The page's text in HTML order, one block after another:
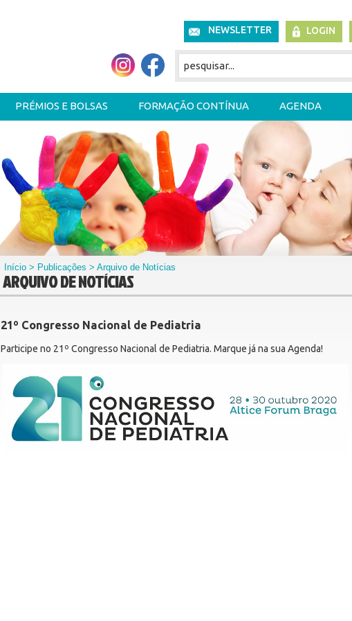
NEWSLETTER LOGIN
PRÉMIOS E BOLSAS FORMAÇÃO CONTÍNUA AGENDA
Início > Publicações > Arquivo de Notícias
ARQUIVO DE NOTÍCIAS
21º Congresso Nacional de Pediatria
Participe no 21º Congresso Nacional de Pediatria. Marque já na sua Agenda!